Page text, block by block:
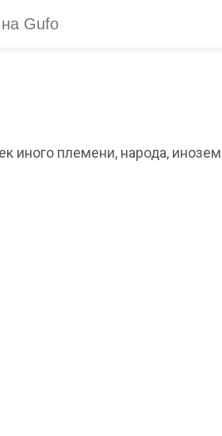
иного племени, народа,